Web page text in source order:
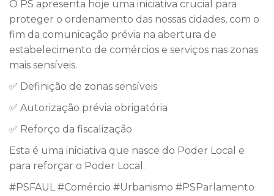
O PS apresenta hoje uma iniciativa crucial para
proteger o ordenamento das nossas cidades, com o
fim da comunicação prévia na abertura de
estabelecimento de comércios e serviços nas zonas
mais sensíveis.
✅ Definição de zonas sensíveis
✅ Autorização prévia obrigatória
✅ Reforço da fiscalização
Esta é uma iniciativa que nasce do Poder Local e
para reforçar o Poder Local.
#PSFAUL #Comércio #Urbanismo #PSParlamento